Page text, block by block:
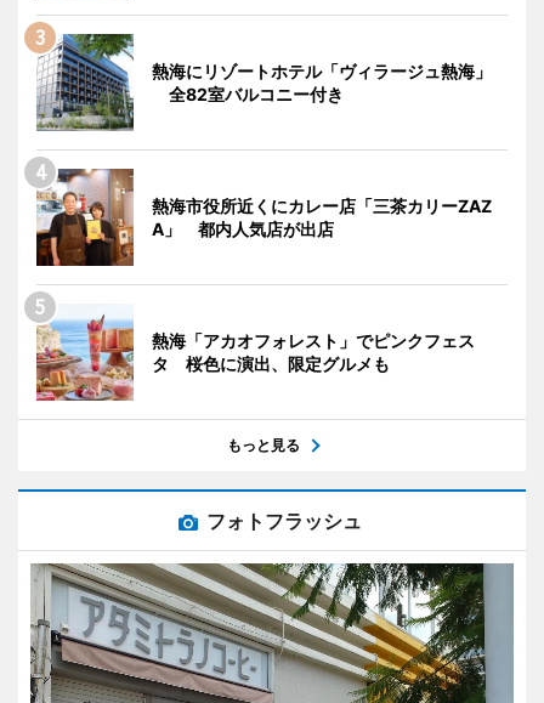
熱海にリゾートホテル「ヴィラージュ熱海」
全82室バルコニー付き
熱海市役所近くにカレー店「三茶カリーZAZ
A」 都内人気店が出店
熱海「アカオフォレスト」でピンクフェス
タ 桜色に演出、限定グルメも
もっと見る
フォトフラッシュ